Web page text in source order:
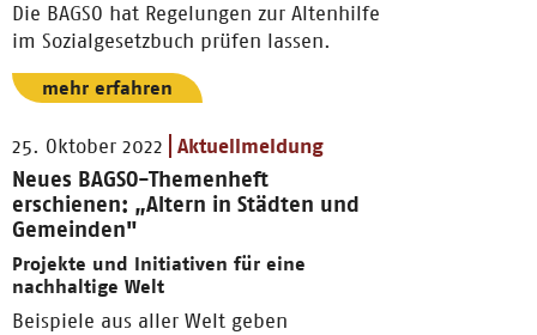
Die BAGSO hat Regelungen zur Altenhilfe
im Sozialgesetzbuch prüfen lassen.
mehr erfahren
25. Oktober 2022 Aktuellmeldung
Neues BAGSO-Themenheft
erschienen: „Altern in Städten und
Gemeinden"
Projekte und Initiativen für eine
nachhaltige Welt
Beispiele aus aller Welt geben